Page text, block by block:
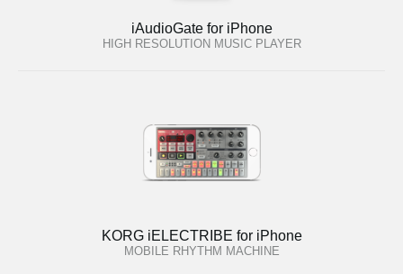
iAudioGate for iPhone
HIGH RESOLUTION MUSIC PLAYER
KORG iELECTRIBE for iPhone
MOBILE RHYTHM MACHINE